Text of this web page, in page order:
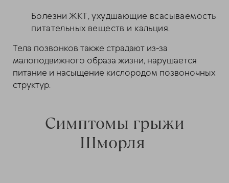
Болезни ЖКТ, ухудшающие всасываемость
питательных веществ и кальция.
Тела позвонков также страдают из-за
малоподвижного образа жизни, нарушается
питание и насыщение кислородом позвоночных
структур.
Симптомы грыжи
Шморля